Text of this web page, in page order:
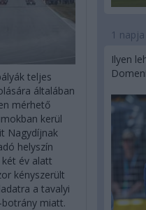
teljes
általában
mérhető
kerül
Nagydíjnak
helyszín
év alatt
kényszerült
a tavalyi
miatt.
1 napja
Ilyen